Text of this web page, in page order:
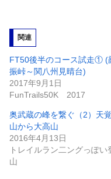
関連
FT50後半のコース試走① (
振峠～関八州見晴台)
2017年9月1日
FunTrails50K 2017
奥武蔵の峰を繋ぐ（2）天覚
山から大高山
2016年4月13日
トレイルラン二ングっぽい
山